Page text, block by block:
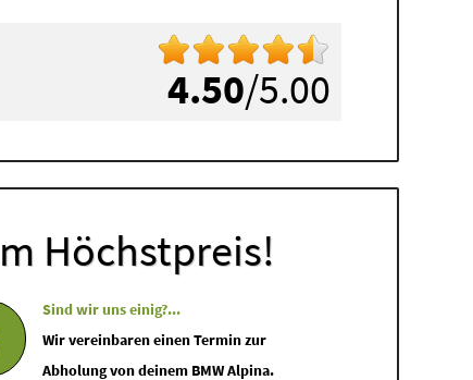
4.50/5.00
Höchstpreis!
Sind wir uns einig?...
Wir vereinbaren einen Termin zur
Abholung von deinem BMW Alpina.